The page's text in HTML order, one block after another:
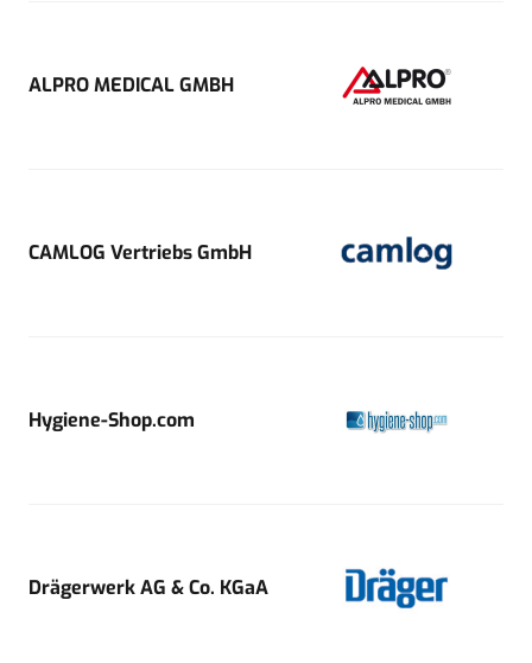
ALPRO MEDICAL GMBH
CAMLOG Vertriebs GmbH
Hygiene-Shop.com
Drägerwerk AG & Co. KGaA